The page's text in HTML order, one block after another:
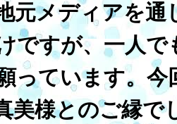
元メディアを通
ですが、一人で
っています。今
美様とのご縁で